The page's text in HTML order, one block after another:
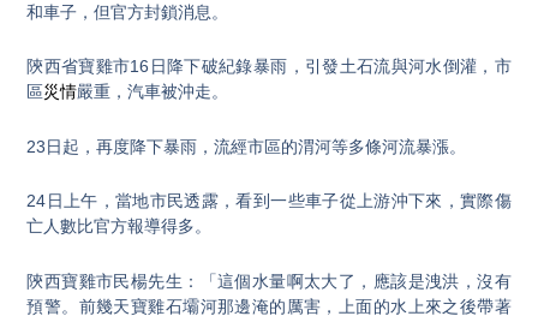
和車子，但官方封鎖消息。
陝西省寶雞市16日降下破紀錄暴雨，引發土石流與河水倒灌，市
區災情嚴重，汽車被沖走。
23日起，再度降下暴雨，流經市區的渭河等多條河流暴漲。
24日上午，當地市民透露，看到一些車子從上游沖下來，實際傷
亡人數比官方報導得多。
陝西寶雞市民楊先生：「這個水量啊太大了，應該是洩洪，沒有
預警。前幾天寶雞石壩河那邊淹的厲害，上面的水上來之後帶著